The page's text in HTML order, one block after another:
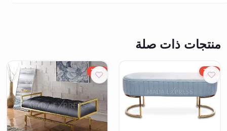
منتجات ذات صلة
20%
20%